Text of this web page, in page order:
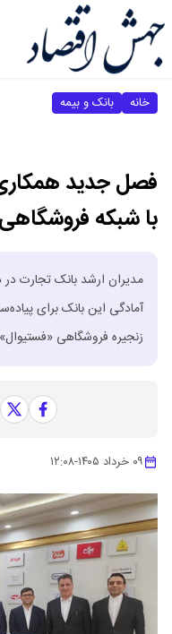
خانه بانک و بیمه
فصل جدید
با شبکه
مدیران ارشد بانک تجارت در
آمادگی این بانک برای
زنجیره فروشگاهی
۰۹ خرداد ۱۴۰۵ -۱۲:۰۸